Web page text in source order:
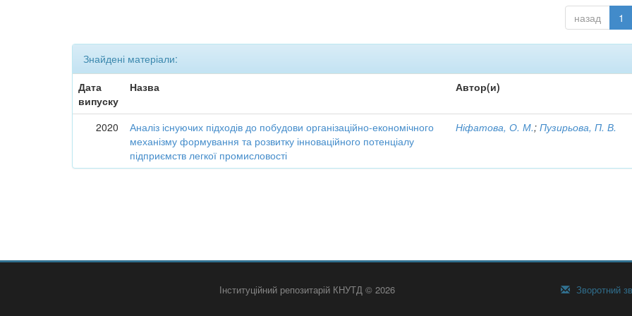
назад 1
Знайдені матеріали:
Дата
випуску
Назва Автор(и)
2020
Аналіз існуючих підходів до побудови організаційно-економічного
механізму формування та розвитку інноваційного потенціалу
підприємств легкої промисловості
Ніфатова, О. М.;Пузирьова, П. В.
Інституційний репозитарій КНУТД © 2026 Зворотний